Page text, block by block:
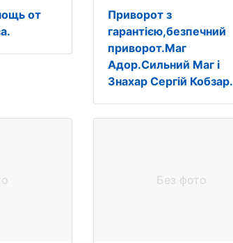
от
Приворот з
гарантією,безпечний
приворот.Маг
Адор.Сильний Маг і
Знахар Сергій Кобзар.
Без фото